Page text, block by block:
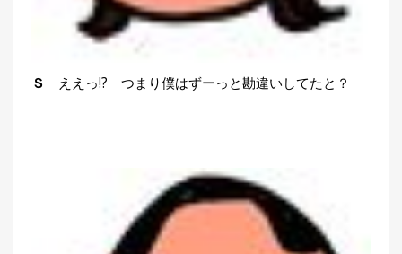
Ｓ ええっ!? つまり僕はずーっと勘違いしてたと？